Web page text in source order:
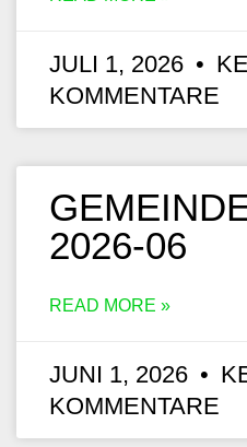
JULI 1, 2026
KOMMENTARE
2026-06
READ MORE »
JUNI 1, 2026
KOMMENTARE